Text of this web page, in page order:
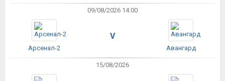
09/08/2026 14:00
Арсенал-2
V
Авангард
15/08/2026